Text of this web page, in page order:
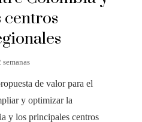
semanas
de valor para el
y optimizar la
y los principales centros